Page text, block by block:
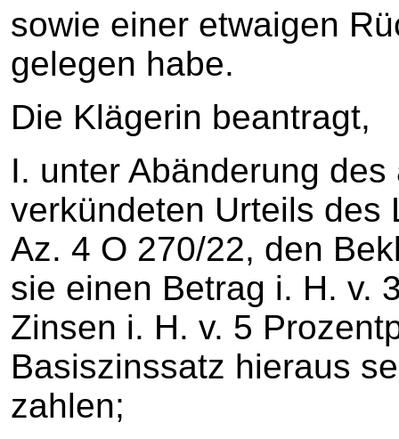
sowie einer etwaigen
gelegen habe.
Die Klägerin beantragt,
I. unter Abänderung
verkündeten Urteils des
Az. 4 O 270/22, den
sie einen Betrag i. H. v.
Zinsen i. H. v. 5
Basiszinssatz hieraus
zahlen;